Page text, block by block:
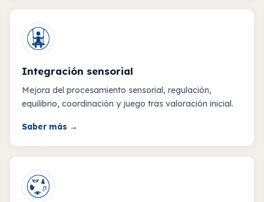
Integración sensorial
Mejora del procesamiento sensorial, regulación,
equilibrio, coordinación y juego tras valoración inicial.
Saber más →